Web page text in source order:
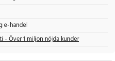
e-handel
- Över 1 miljon nöjda kunder